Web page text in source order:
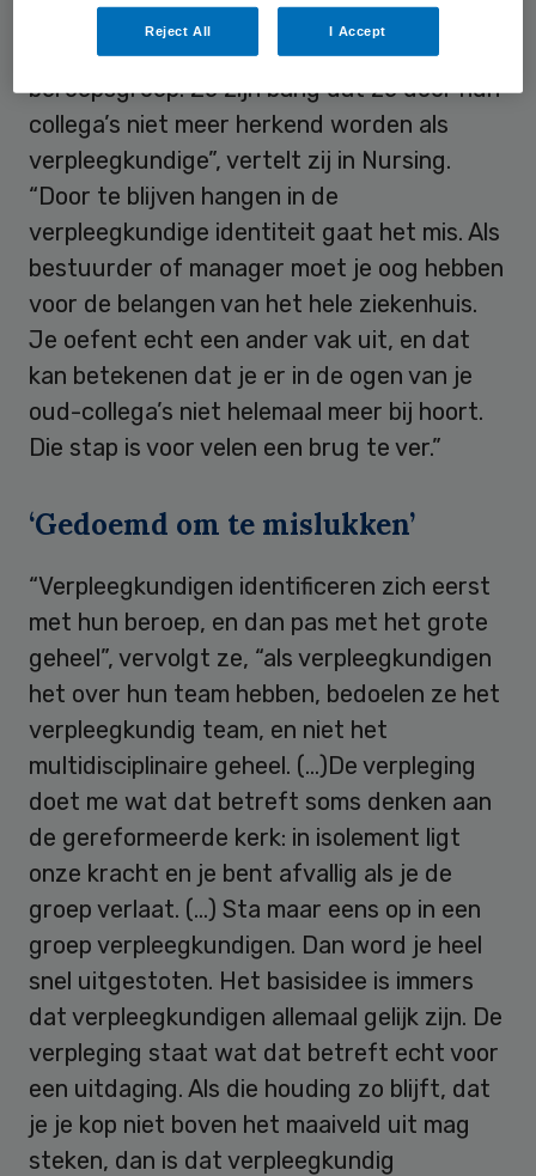
naar een management- of bestuursfunctie
blijven vaak te veel opkomen voor hun eigen
beroepsgroep. Ze zijn bang dat ze door hun
collega’s niet meer herkend worden als
verpleegkundige”, vertelt zij in Nursing.
“Door te blijven hangen in de
verpleegkundige identiteit gaat het mis. Als
bestuurder of manager moet je oog hebben
voor de belangen van het hele ziekenhuis.
Je oefent echt een ander vak uit, en dat
kan betekenen dat je er in de ogen van je
oud-collega’s niet helemaal meer bij hoort.
Die stap is voor velen een brug te ver.”
‘Gedoemd om te mislukken’
“Verpleegkundigen identificeren zich eerst
met hun beroep, en dan pas met het grote
geheel”, vervolgt ze, “als verpleegkundigen
het over hun team hebben, bedoelen ze het
verpleegkundig team, en niet het
multidisciplinaire geheel. (…)De verpleging
doet me wat dat betreft soms denken aan
de gereformeerde kerk: in isolement ligt
onze kracht en je bent afvallig als je de
groep verlaat. (…) Sta maar eens op in een
groep verpleegkundigen. Dan word je heel
snel uitgestoten. Het basisidee is immers
dat verpleegkundigen allemaal gelijk zijn. De
verpleging staat wat dat betreft echt voor
een uitdaging. Als die houding zo blijft, dat
je je kop niet boven het maaiveld uit mag
steken, dan is dat verpleegkundig
Reject All I Accept